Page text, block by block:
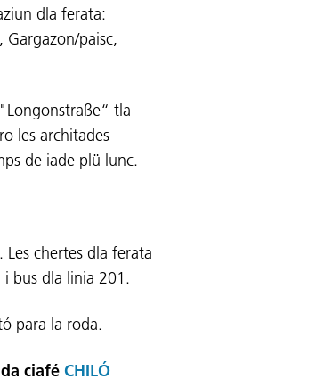
dla ferata:
Gargazon/paisc,
tla
les architades
de iade plü lunc.
chertes dla ferata
bus dla linia 201.
para la roda.
ciafé CHILÓ